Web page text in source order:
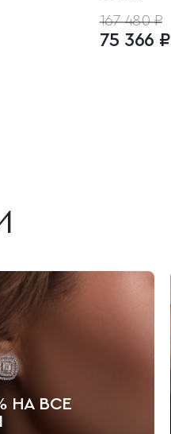
167 480 ₽
75 366 ₽
НА ВСЕ